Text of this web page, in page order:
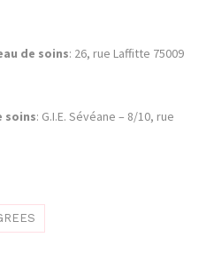
de soins: 26, rue Laffitte 75009
soins: G.I.E. Sévéane – 8/10, rue